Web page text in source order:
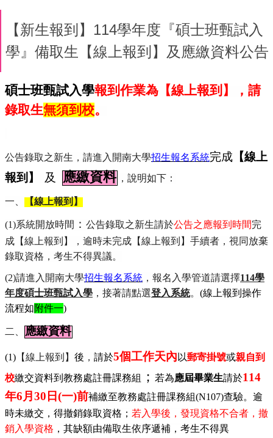
【新生報到】114學年度『碩士班甄試入
學』備取生【線上報到】及應繳資料公告
碩士班甄試入學報到作業為【線上報到】，請
錄取生無須到校。
公告錄取之新生，請進入開南大學招生報名系統完成 【線上
報到】
及 應繳資料 ，說明如下：
一、 【線上報到】
(1)系統開放時間 ： 公告錄取之新生請於公告之應報到時間完
成【線上報到】
，逾時未完成【線上報到】手續者，視同放棄
錄取資格，考生不得異議。
(2)請進入開南大學招生報名系統 ，報名入學管道請選擇114學
年度碩士班甄試入學 ，接著請點選登入系統。 (線上報到操作
流程如附件一)
二、 應繳資料
(1) 【線上報到】 後 ， 請於5個工作天內 以郵寄掛號或親自到
校繳交資料到教務處註冊課務組 ； 若為應屆畢業生請於114
年6月 30 日(一)前補繳至教務處註冊課務組(N107)查驗。逾
時未繳交，得撤銷錄取資格； 若入學後，發現資格不合者，撤
銷入學資格 ，其缺額由備取生依序遞補，考生不得異